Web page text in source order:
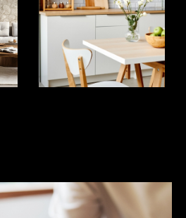
offrant une expérience
immobilier
est une étape
nous vous aidons à
pour maximiser vos